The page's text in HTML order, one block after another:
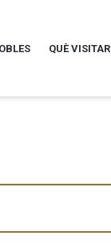
QUÈ VISITAR